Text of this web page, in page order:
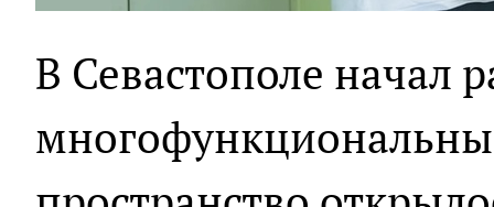
В Севастополе начал